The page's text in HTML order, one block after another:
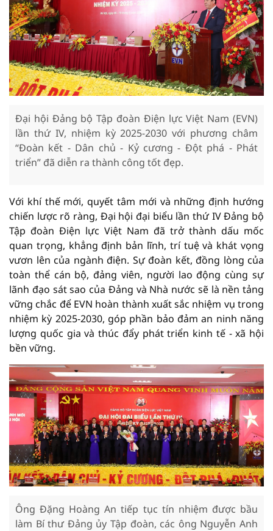
Đại hội Đảng bộ Tập đoàn Điện lực Việt Nam (EVN)
lần thứ IV, nhiệm kỳ 2025-2030 với phương châm
“Đoàn kết - Dân chủ - Kỷ cương - Đột phá - Phát
triển” đã diễn ra thành công tốt đẹp.
Với khí thế mới, quyết tâm mới và những định hướng
chiến lược rõ ràng, Đại hội đại biểu lần thứ IV Đảng bộ
Tập đoàn Điện lực Việt Nam đã trở thành dấu mốc
quan trọng, khẳng định bản lĩnh, trí tuệ và khát vọng
vươn lên của ngành điện. Sự đoàn kết, đồng lòng của
toàn thể cán bộ, đảng viên, người lao động cùng sự
lãnh đạo sát sao của Đảng và Nhà nước sẽ là nền tảng
vững chắc để EVN hoàn thành xuất sắc nhiệm vụ trong
nhiệm kỳ 2025-2030, góp phần bảo đảm an ninh năng
lượng quốc gia và thúc đẩy phát triển kinh tế - xã hội
bền vững.
Ông Đặng Hoàng An tiếp tục tín nhiệm được bầu
làm Bí thư Đảng ủy Tập đoàn, các ông Nguyễn Anh